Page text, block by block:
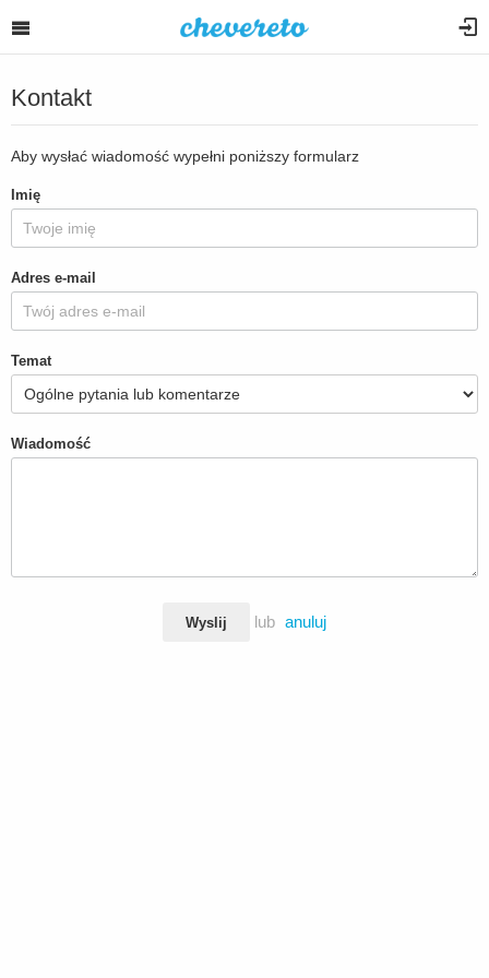
Kontakt
Aby wysłać wiadomość wypełni poniższy formularz
Imię
Adres e-mail
Temat
Wiadomość
Wyslij lub anuluj